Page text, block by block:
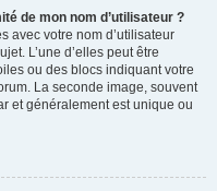
de mon nom d’utilisateur ?
avec votre nom d’utilisateur
L’une d’elles peut être
ou des blocs indiquant votre
La seconde image, souvent
et généralement est unique ou